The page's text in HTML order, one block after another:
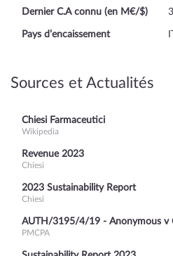
Dernier C.A connu (en M€/$)
Pays d’encaissement
Sources et Actualités
Chiesi Farmaceutici
Wikipedia
Revenue 2023
Chiesi
2023 Sustainability Report
Chiesi
AUTH/3195/4/19 - Anonymous v
PMCPA